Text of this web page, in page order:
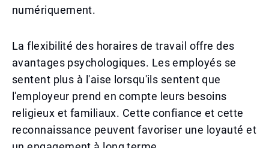
numériquement.
La flexibilité des horaires de travail offre des
avantages psychologiques. Les employés se
sentent plus à l'aise lorsqu'ils sentent que
l'employeur prend en compte leurs besoins
religieux et familiaux. Cette confiance et cette
reconnaissance peuvent favoriser une loyauté et